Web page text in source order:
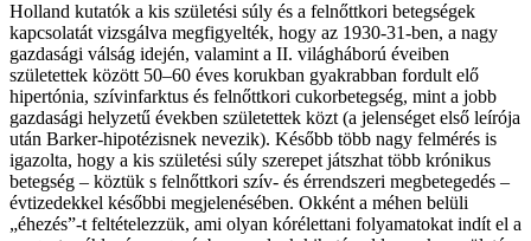
Holland kutatók a kis születési súly és a felnőttkori betegségek
kapcsolatát vizsgálva megfigyelték, hogy az 1930-31-ben, a nagy
gazdasági válság idején, valamint a II. világháború éveiben
születettek között 50–60 éves korukban gyakrabban fordult elő
hipertónia, szívinfarktus és felnőttkori cukorbetegség, mint a jobb
gazdasági helyzetű években születettek közt (a jelenséget első leírója
után Barker-hipotézisnek nevezik). Később több nagy felmérés is
igazolta, hogy a kis születési súly szerepet játszhat több krónikus
betegség – köztük s felnőttkori szív- és érrendszeri megbetegedés –
évtizedekkel későbbi megjelenésében. Okként a méhen belüli
„éhezés”-t feltételezzük, ami olyan kórélettani folyamatokat indít el a